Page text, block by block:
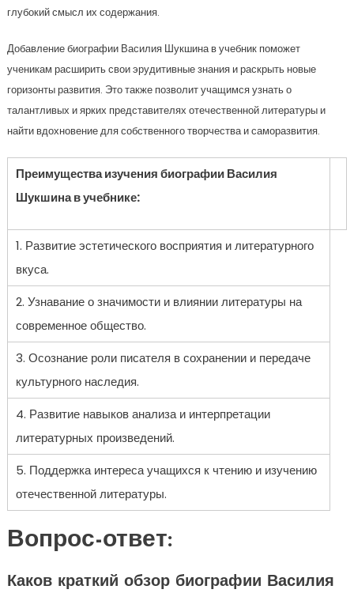
глубокий смысл их содержания.
Добавление биографии Василия Шукшина в учебник поможет
ученикам расширить свои эрудитивные знания и раскрыть новые
горизонты развития. Это также позволит учащимся узнать о
талантливых и ярких представителях отечественной литературы и
найти вдохновение для собственного творчества и саморазвития.
Преимущества изучения биографии Василия
Шукшина в учебнике:
1. Развитие эстетического восприятия и литературного
вкуса.
2. Узнавание о значимости и влиянии литературы на
современное общество.
3. Осознание роли писателя в сохранении и передаче
культурного наследия.
4. Развитие навыков анализа и интерпретации
литературных произведений.
5. Поддержка интереса учащихся к чтению и изучению
отечественной литературы.
Вопрос-ответ:
Каков краткий обзор биографии Василия